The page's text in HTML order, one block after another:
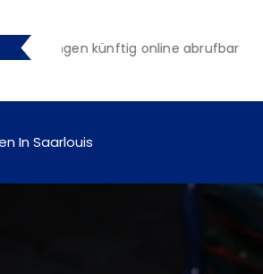
künftig online abrufbar
In Saarlouis